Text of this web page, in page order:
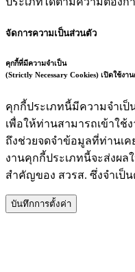
จัดการความเป็นส่วนตัว
คุกกี้ที่มีความจำเป็น
(Strictly Necessary Cookies) เปิดใช้งา
คุกกี้ประเภทนี้มีความจำเป็
เพื่อให้ท่านสามารถเข้าใช้
ถึงช่วยจดจำข้อมูลที่ท่านเค
งานคุกกี้ประเภทนี้จะส่งผล
สำคัญของ สวรส. ซึ่งจำเป็
บันทึกการตั้งค่า